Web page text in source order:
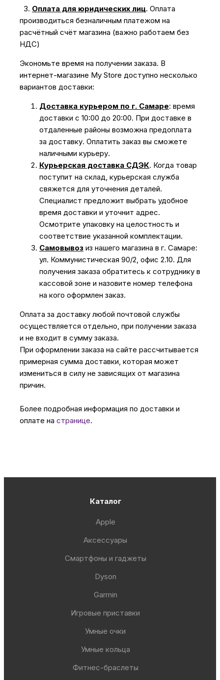
3. Оплата для юридических лиц. Оплата
производиться безналичным платежом на
расчётный счёт магазина (важно работаем без
НДС)
Экономьте время на получении заказа. В
интернет-магазине My Store доступно несколько
вариантов доставки:
Доставка курьером по г. Самаре: время
доставки с 10:00 до 20:00. При доставке в
отдаленные районы возможна предоплата
за доставку. Оплатить заказ вы сможете
наличными курьеру.
Курьерская доставка СДЭК. Когда товар
поступит на склад, курьерская служба
свяжется для уточнения деталей.
Специалист предложит выбрать удобное
время доставки и уточнит адрес.
Осмотрите упаковку на целостность и
соответствие указанной комплектации.
Самовывоз из нашего магазина в г. Самаре:
ул. Коммунистическая 90/2, офис 2.10. Для
получения заказа обратитесь к сотруднику в
кассовой зоне и назовите номер телефона
на кого оформлен заказ.
Оплата за доставку любой почтовой службы
осуществляется отдельно, при получении заказа
и не входит в сумму заказа.
При оформлении заказа на сайте рассчитывается
примерная сумма доставки, которая может
измениться в силу не зависящих от магазина
причин.
Более подробная информация по доставки и
оплате на странице.
Каталог
Apple
Аксессуары
Смартфоны и гаджеты
Dyson
Garmin
Игровые приставки
Умные очки
Умные кольца
Фитнес-браслеты